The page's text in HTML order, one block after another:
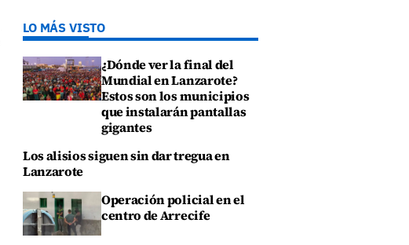
LO MÁS VISTO
¿Dónde ver la final del
Mundial en Lanzarote?
Estos son los municipios
que instalarán pantallas
gigantes
Los alisios siguen sin dar tregua en
Lanzarote
Operación policial en el
centro de Arrecife